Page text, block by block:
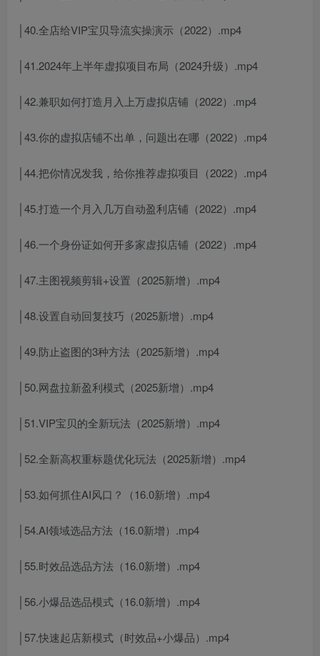
│40.全店给VIP宝贝导流实操演示（2022）.mp4
│41.2024年上半年虚拟项目布局（2024升级）.mp4
│42.兼职如何打造月入上万虚拟店铺（2022）.mp4
│43.你的虚拟店铺不出单，问题出在哪（2022）.mp4
│44.把你情况发我，给你推荐虚拟项目（2022）.mp4
│45.打造一个月入几万自动盈利店铺（2022）.mp4
│46.一个身份证如何开多家虚拟店铺（2022）.mp4
│47.主图视频剪辑+设置（2025新增）.mp4
│48.设置自动回复技巧（2025新增）.mp4
│49.防止盗图的3种方法（2025新增）.mp4
│50.网盘拉新盈利模式（2025新增）.mp4
│51.VIP宝贝的全新玩法（2025新增）.mp4
│52.全新高权重标题优化玩法（2025新增）.mp4
│53.如何抓住AI风口？（16.0新增）.mp4
│54.AI领域选品方法（16.0新增）.mp4
│55.时效品选品方法（16.0新增）.mp4
│56.小爆品选品模式（16.0新增）.mp4
│57.快速起店新模式（时效品+小爆品）.mp4